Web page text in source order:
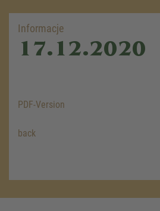
Informacje
17.12.2020
PDF-Version
back